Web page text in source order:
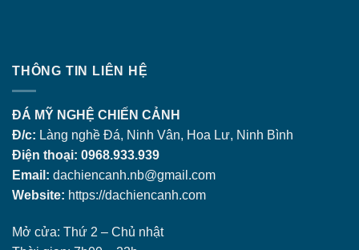
THÔNG TIN LIÊN HỆ
ĐÁ MỸ NGHỆ CHIẾN CẢNH
Đ/c: Làng nghề Đá, Ninh Vân, Hoa Lư, Ninh Bình
Điện thoại: 0968.933.939
Email: dachiencanh.nb@gmail.com
Website: https://dachiencanh.com
Mở cửa: Thứ 2 – Chủ nhật